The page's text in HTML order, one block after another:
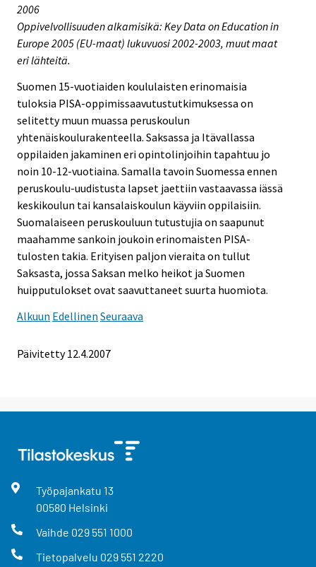
2006
Oppivelvollisuuden alkamisikä: Key Data on Education in
Europe 2005 (EU-maat) lukuvuosi 2002-2003, muut maat
eri lähteitä.
Suomen 15-vuotiaiden koululaisten erinomaisia
tuloksia PISA-oppimissaavutustutkimuksessa on
selitetty muun muassa peruskoulun
yhtenäiskoulurakenteella. Saksassa ja Itävallassa
oppilaiden jakaminen eri opintolinjoihin tapahtuu jo
noin 10-12-vuotiaina. Samalla tavoin Suomessa ennen
peruskoulu-uudistusta lapset jaettiin vastaavassa iässä
keskikoulun tai kansalaiskoulun käyviin oppilaisiin.
Suomalaiseen peruskouluun tutustujia on saapunut
maahamme sankoin joukoin erinomaisten PISA-
tulosten takia. Erityisen paljon vieraita on tullut
Saksasta, jossa Saksan melko heikot ja Suomen
huipputulokset ovat saavuttaneet suurta huomiota.
Alkuun Edellinen Seuraava
Päivitetty12.4.2007
Työpajankatu 13
00580 Helsinki
Vaihde 029 551 1000
Tietopalvelu 029 551 2220